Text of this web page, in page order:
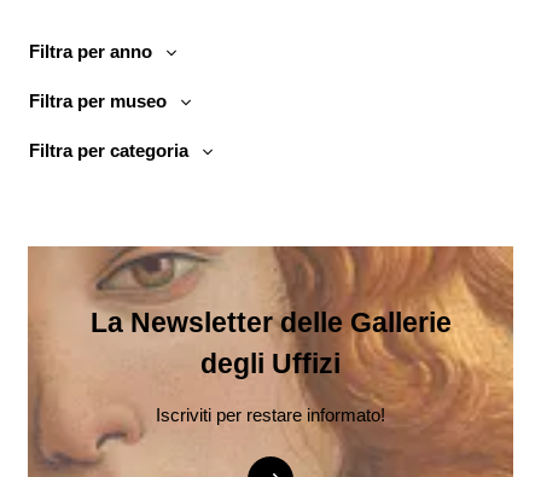
Filtra per anno
Filtra per museo
Filtra per categoria
La Newsletter delle Gallerie
degli Uffizi
Iscriviti per restare informato!